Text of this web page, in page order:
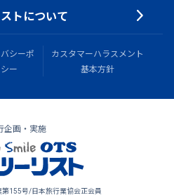
トについて
シーポ
ー
カスタマーハラスメント
基本方針
企画・実施
155号/日本旅行業協会正会員